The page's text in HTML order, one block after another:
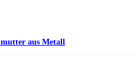
aus Metall